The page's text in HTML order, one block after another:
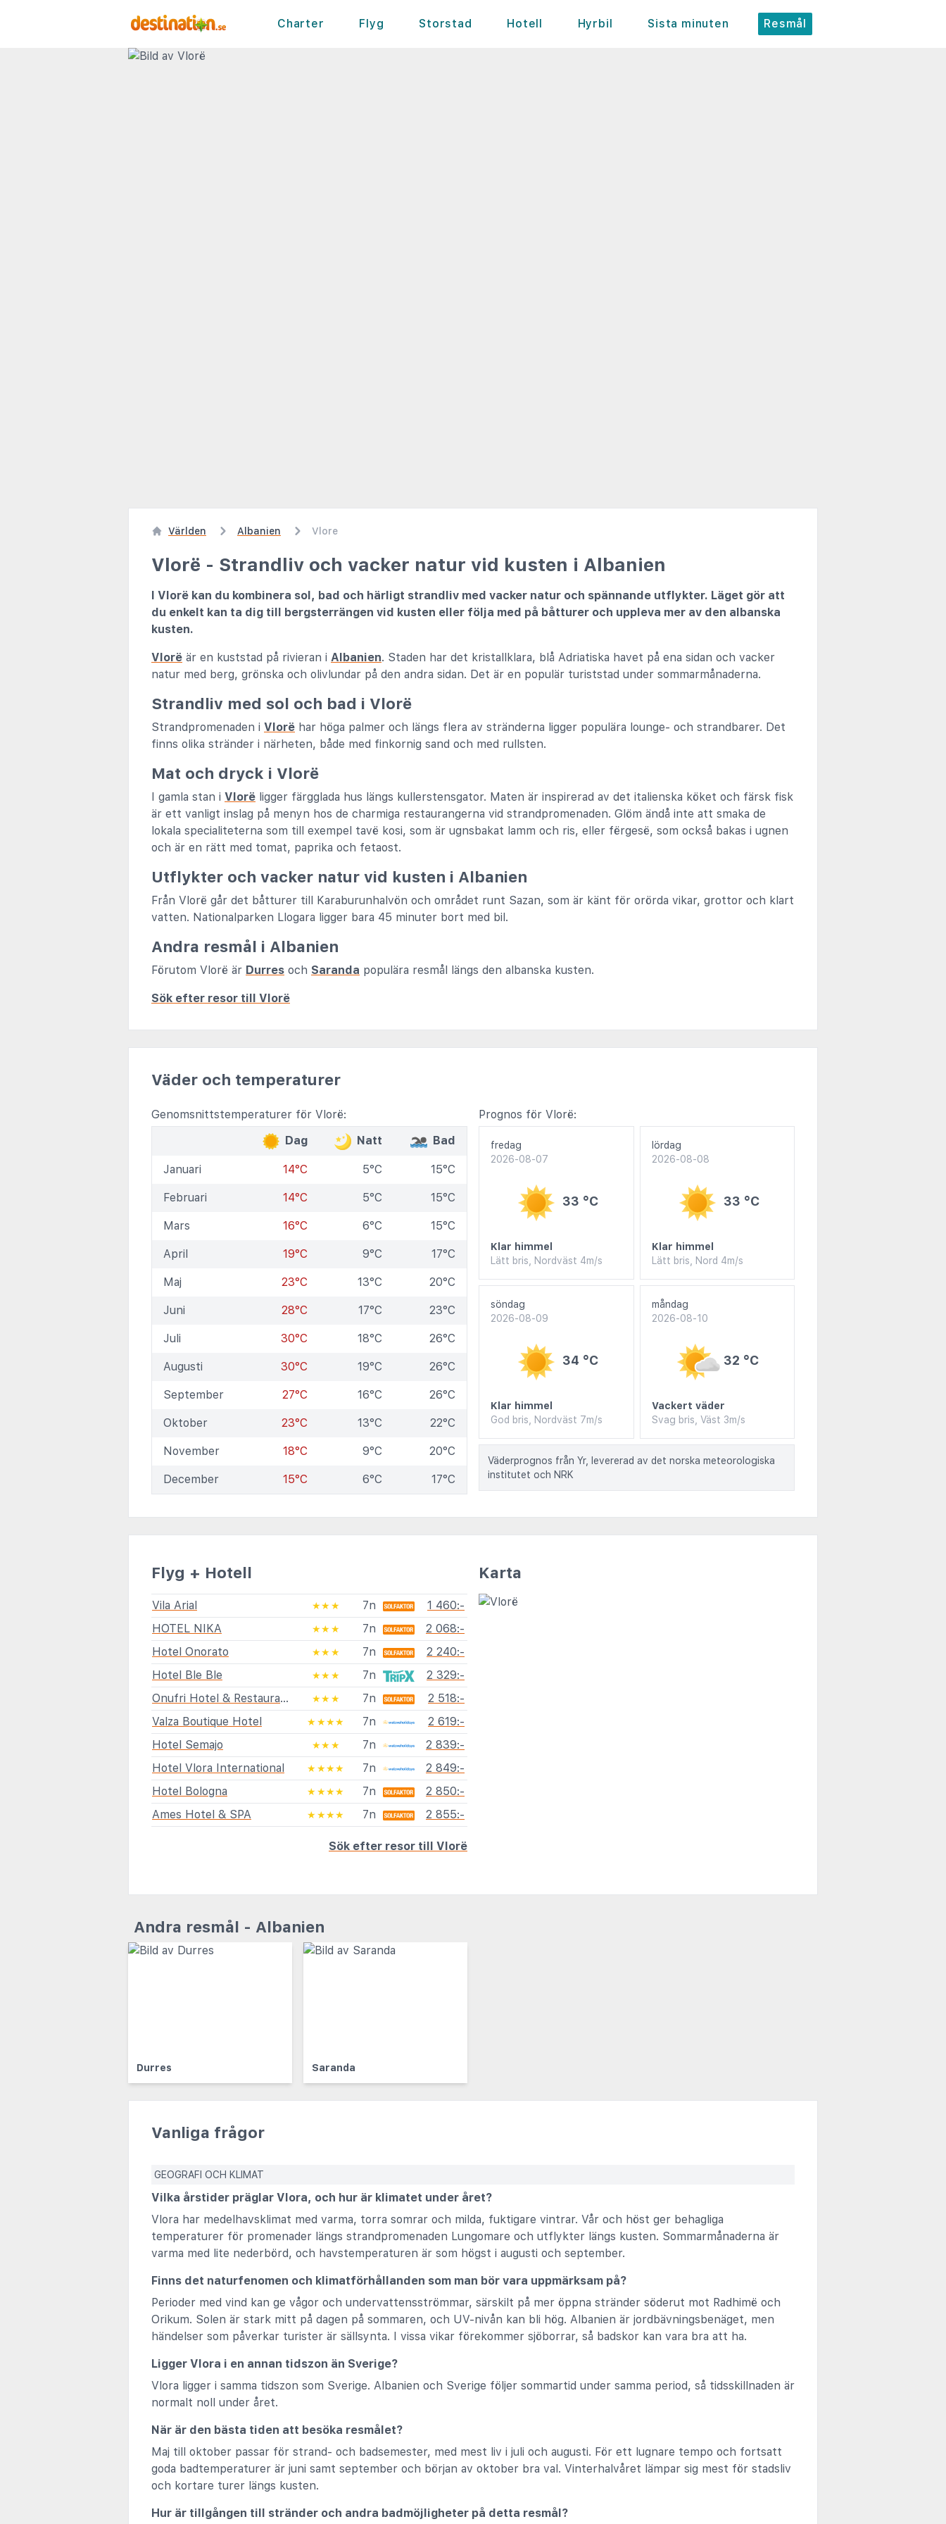
Charter Flyg Storstad Hotell Hyrbil Sista minuten Resmål
Världen Albanien Vlore
Vlorë - Strandliv och vacker natur vid kusten i Albanien
I Vlorë kan du kombinera sol, bad och härligt strandliv med vacker natur och spännande utflykter. Läget gör att
du enkelt kan ta dig till bergsterrängen vid kusten eller följa med på båtturer och uppleva mer av den albanska
kusten.
Vlorë är en kuststad på rivieran i Albanien. Staden har det kristallklara, blå Adriatiska havet på ena sidan och vacker
natur med berg, grönska och olivlundar på den andra sidan. Det är en populär turiststad under sommarmånaderna.
Strandliv med sol och bad i Vlorë
Strandpromenaden i Vlorë har höga palmer och längs flera av stränderna ligger populära lounge- och strandbarer. Det
finns olika stränder i närheten, både med finkornig sand och med rullsten.
Mat och dryck i Vlorë
I gamla stan i Vlorë ligger färgglada hus längs kullerstensgator. Maten är inspirerad av det italienska köket och färsk fisk
är ett vanligt inslag på menyn hos de charmiga restaurangerna vid strandpromenaden. Glöm ändå inte att smaka de
lokala specialiteterna som till exempel tavë kosi, som är ugnsbakat lamm och ris, eller fërgesë, som också bakas i ugnen
och är en rätt med tomat, paprika och fetaost.
Utflykter och vacker natur vid kusten i Albanien
Från Vlorë går det båtturer till Karaburunhalvön och området runt Sazan, som är känt för orörda vikar, grottor och klart
vatten. Nationalparken Llogara ligger bara 45 minuter bort med bil.
Andra resmål i Albanien
Förutom Vlorë är Durres och Saranda populära resmål längs den albanska kusten.
Sök efter resor till Vlorë
Väder och temperaturer
Genomsnittstemperaturer för Vlorë:
Dag
Natt Bad
Januari 14°C 5°C 15°C
Februari 14°C 5°C 15°C
Mars 16°C 6°C 15°C
April 19°C 9°C 17°C
Maj 23°C 13°C 20°C
Juni 28°C 17°C 23°C
Juli 30°C 18°C 26°C
Augusti 30°C 19°C 26°C
September 27°C 16°C 26°C
Oktober 23°C 13°C 22°C
November 18°C 9°C 20°C
December 15°C 6°C 17°C
Prognos för Vlorë:
fredag
2026-08-07
33 °C
Klar himmel
Lätt bris, Nordväst 4m/s
lördag
2026-08-08
33 °C
Klar himmel
Lätt bris, Nord 4m/s
söndag
2026-08-09
34 °C
Klar himmel
God bris, Nordväst 7m/s
måndag
2026-08-10
32 °C
Vackert väder
Svag bris, Väst 3m/s
Väderprognos från Yr, levererad av det norska meteorologiska
institutet och NRK
Flyg + Hotell
Vila Arial ★★★ 7n
1 460:-
HOTEL NIKA
★★★ 7n
2 068:-
Hotel Onorato
★★★ 7n
2 240:-
Hotel Ble Ble
★★★ 7n
2 329:-
Onufri Hotel & Restaurant
★★★ 7n
2 518:-
Valza Boutique Hotel
★★★★ 7n
2 619:-
Hotel Semajo
★★★ 7n
2 839:-
Hotel Vlora International
★★★★ 7n
2 849:-
Hotel Bologna
★★★★ 7n
2 850:-
Ames Hotel & SPA
★★★★ 7n 2 855:-
Sök efter resor till Vlorë
Karta
Andra resmål - Albanien
Durres Saranda
Vanliga frågor
GEOGRAFI OCH KLIMAT
Vilka årstider präglar Vlora, och hur är klimatet under året?
Vlora har medelhavsklimat med varma, torra somrar och milda, fuktigare vintrar. Vår och höst ger behagliga
temperaturer för promenader längs strandpromenaden Lungomare och utflykter längs kusten. Sommarmånaderna är
varma med lite nederbörd, och havstemperaturen är som högst i augusti och september.
Finns det naturfenomen och klimatförhållanden som man bör vara uppmärksam på?
Perioder med vind kan ge vågor och undervattensströmmar, särskilt på mer öppna stränder söderut mot Radhimë och
Orikum. Solen är stark mitt på dagen på sommaren, och UV‑nivån kan bli hög. Albanien är jordbävningsbenäget, men
händelser som påverkar turister är sällsynta. I vissa vikar förekommer sjöborrar, så badskor kan vara bra att ha.
Ligger Vlora i en annan tidszon än Sverige?
Vlora ligger i samma tidszon som Sverige. Albanien och Sverige följer sommartid under samma period, så tidsskillnaden är
normalt noll under året.
När är den bästa tiden att besöka resmålet?
Maj till oktober passar för strand- och badsemester, med mest liv i juli och augusti. För ett lugnare tempo och fortsatt
goda badtemperaturer är juni samt september och början av oktober bra val. Vinterhalvåret lämpar sig mest för stadsliv
och kortare turer längs kusten.
Hur är tillgången till stränder och andra badmöjligheter på detta resmål?